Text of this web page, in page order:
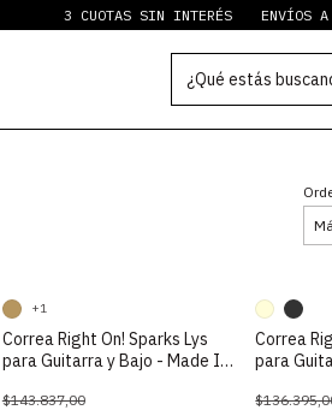
3 CUOTAS SIN INTERÉS ENVÍOS A TODO
Correa Right On! Sparks Lys
para Guitarra y Bajo - Made In
$143.837,00
+1
Correa
para